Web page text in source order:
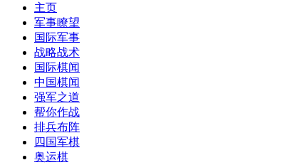
主页
军事瞭望
国际军事
战略战术
国际棋闻
中国棋闻
强军之道
帮你作战
排兵布阵
四国军棋
奥运棋